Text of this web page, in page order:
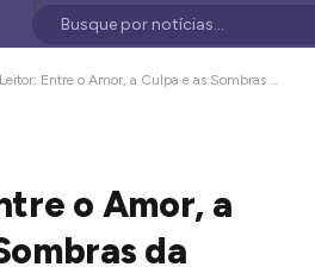
Entre o Amor, a Culpa e as Sombras da História
o Amor, a
da